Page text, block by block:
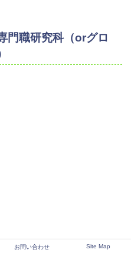
職研究科（orグロ
お問い合わせ Site Map